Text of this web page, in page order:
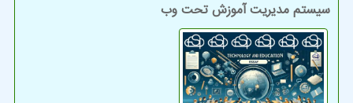
سیستم مدیریت آموزش تحت وب